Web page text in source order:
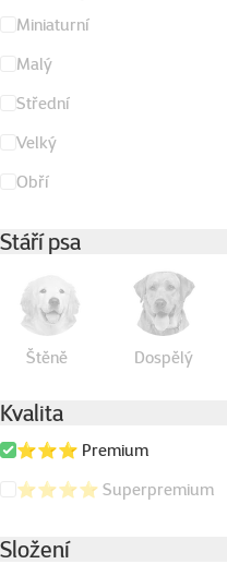
Miniaturní
Malý
Střední
Velký
Obří
Stáří psa
Štěně Dospělý
Kvalita
⭐⭐⭐ Premium
⭐⭐⭐⭐ Superpremium
Složení